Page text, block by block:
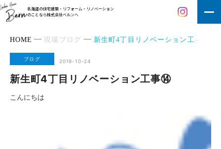
北海道の住宅建築・リフォーム・リノベーション
のことなら株式会社ベルンへ
HOME 現場ブログ 新生町4丁目リノベーション工事⑭
ブログ 2019-10-24
新生町4丁目リノベーション工事⑭
こんにちは